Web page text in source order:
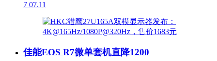
7 07.11
佳能EOS R7微单套机直降1200